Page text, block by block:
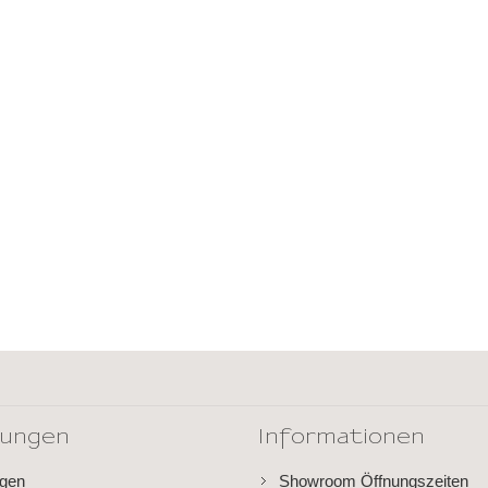
Informationen
Showroom Öffnungszeiten